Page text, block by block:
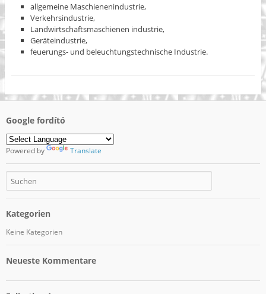
allgemeine Maschienenindustrie,
Verkehrsindustrie,
Landwirtschaftsmaschienen industrie,
Geräteindustrie,
feuerungs- und beleuchtungstechnische Industrie.
Google fordító
Powered by Translate
Kategorien
Keine Kategorien
Neueste Kommentare